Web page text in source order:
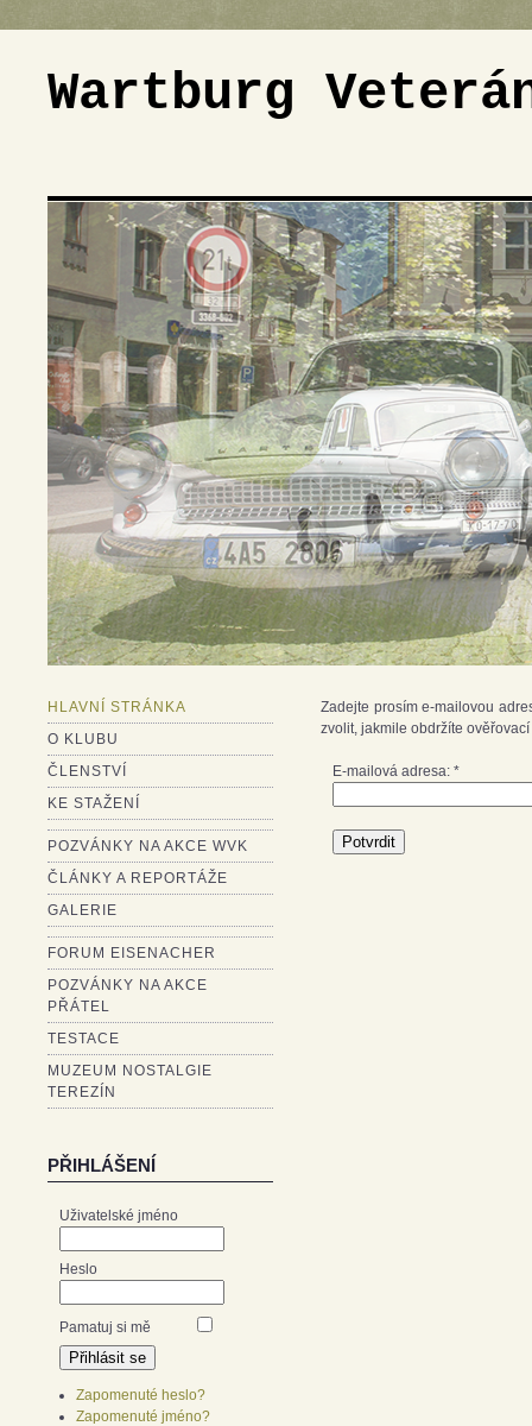
Wartburg
HLAVNÍ STRÁNKA
O KLUBU
ČLENSTVÍ
KE STAŽENÍ
POZVÁNKY NA AKCE WVK
ČLÁNKY A REPORTÁŽE
GALERIE
FORUM EISENACHER
POZVÁNKY NA AKCE
PŘÁTEL
TESTACE
MUZEUM NOSTALGIE
TEREZÍN
PŘIHLÁŠENÍ
Uživatelské jméno
Heslo
Pamatuj si mě
Zapomenuté heslo?
Zapomenuté jméno?
Zadejte prosím e-mailovou
zvolit, jakmile obdržíte ověřovací
E-mailová adresa: *
Potvrdit